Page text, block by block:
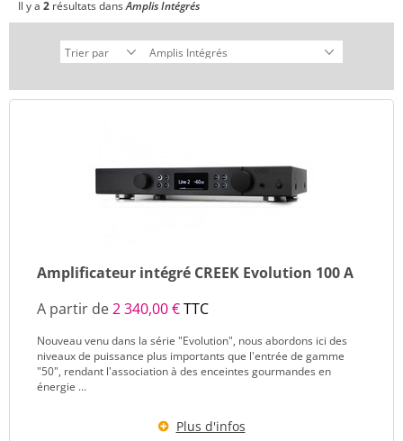
Il y a 2 résultats dansAmplis Intégrés
Amplificateur intégré CREEK Evolution 100 A
A partir de2 340,00 €TTC
Nouveau venu dans la série "Evolution", nous abordons ici des
niveaux de puissance plus importants que l'entrée de gamme
"50", rendant l'association à des enceintes gourmandes en
énergie ...
Plus d'infos